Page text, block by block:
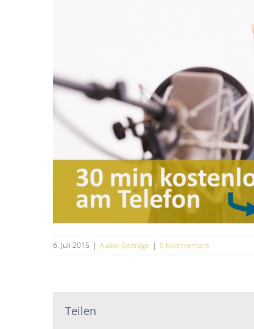
6. Juli 2015 | Audio-Beiträge | 0 Kommentare
Teilen